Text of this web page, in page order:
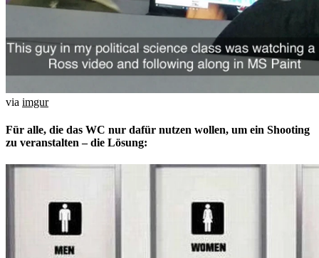
via imgur
Für alle, die das WC nur dafür nutzen wollen, um ein Shooting
zu veranstalten – die Lösung: